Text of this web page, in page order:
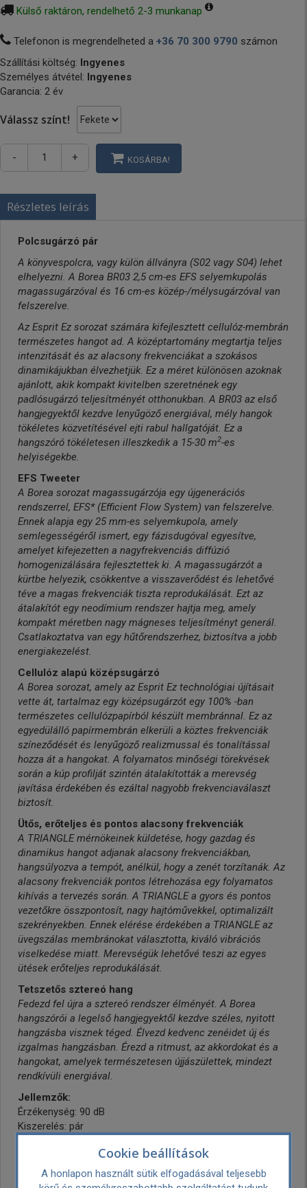
Külső raktáron, rendelhető 2-3 munkanap
Telefonon is megrendelheted a +36 70 300 9790 számon
Szállítási költség: Ingyenes
Személyes átvétel: Ingyenes
Garancia: 2 év
Válassz színt!
- + KOSÁRBA!
Részletes leírás
Polcsugárzó pár
A könyvespolcra, vagy külön állványra (S02 vagy S04) lehet
elhelyezni. A Borea BR03 2,5 cm-es EFS selyemkupolás
magassugárzóval és 16 cm-es közép-/mélysugárzóval van
felszerelve.
Az Esprit Ez sorozat számára kifejlesztett cellulóz-membrán
természetes hangot ad. A középtartomány megtartja teljes
intenzitását és az alacsony frekvenciákat a szokásos
dinamikájukban élvezhetjük. Ez a méret különösen azoknak
ajánlott, akik kompakt kivitelben szeretnének egy
padlósugárzó teljesítményét otthonukban. A BR03 az első
hangjegyektől kezdve lenyűgöző energiával, mély hangok
tökéletes közvetítésével ejti rabul hallgatóját. Ez a
hangszóró tökéletesen illeszkedik a 15-30 m2-es
helyiségekbe.
EFS Tweeter
A Borea sorozat magassugárzója egy újgenerációs
rendszerrel, EFS* (Efficient Flow System) van felszerelve.
Ennek alapja egy 25 mm-es selyemkupola, amely
semlegességéről ismert, egy fázisdugóval egyesítve,
amelyet kifejezetten a nagyfrekvenciás diffúzió
homogenizálására fejlesztettek ki. A magassugárzót a
kürtbe helyezik, csökkentve a visszaverődést és lehetővé
téve a magas frekvenciák tiszta reprodukálását. Ezt az
átalakítót egy neodímium rendszer hajtja meg, amely
kompakt méretben nagy mágneses teljesítményt generál.
Csatlakoztatva van egy hűtőrendszerhez, biztosítva a jobb
energiakezelést.
Cellulóz alapú középsugárzó
A Borea sorozat, amely az Esprit Ez technológiai újításait
vette át, tartalmaz egy középsugárzót egy 100% -ban
természetes cellulózpapírból készült membránnal. Ez az
egyedülálló papírmembrán elkerüli a köztes frekvenciák
színeződését és lenyűgöző realizmussal és tonalítással
hozza át a hangokat. A folyamatos minőségi törekvések
során a kúp profilját szintén átalakították a merevség
javítása érdekében és ezáltal nagyobb frekvenciaválaszt
biztosít.
Ütős, erőteljes és pontos alacsony frekvenciák
A TRIANGLE mérnökeinek küldetése, hogy gazdag és
dinamikus hangot adjanak alacsony frekvenciákban,
hangsúlyozva a tempót, anélkül, hogy a zenét torzítanák. Az
alacsony frekvenciák pontos létrehozása egy folyamatos
kihívás a tervezés során. A TRIANGLE a gyors és pontos
vezetőkre összpontosít, nagy hajtóművekkel, optimalizált
szekrényekben. Ennek elérése érdekében a TRIANGLE az
üvegszálas membránokat választotta, kiváló vibrációs
viselkedése miatt. Merevségük lehetővé teszi az egyes
ütések erőteljes reprodukálását.
Tetszetős sztereó hang
Fedezd fel újra a sztereó rendszer élményét. A Borea
hangszórói a legelső hangjegyektől kezdve széles, nyitott
hangzásba visznek téged. Élvezd kedvenc zenéidet új és
izgalmas hangzásban. Érezd a ritmust, az akkordokat és a
hangokat, amelyek természetesen újjászülettek, mindezt
rendkívüli energiával.
Jellemzők:
Érzékenység: 90 dB
Kiszerelés: pár
Hangfal kabinet anyaga: MDF
Impedancia: 8 Ohm
Minimum frekvencia átvitel: 46 Hz
Cookie beállítások
A honlapon használt sütik elfogadásával teljesebb